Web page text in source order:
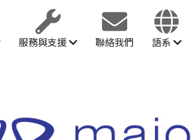
服務與支援 聯絡我們 語系